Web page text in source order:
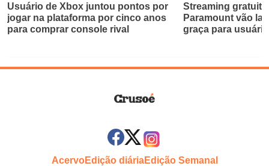
Usuário de Xbox juntou pontos por
jogar na plataforma por cinco anos
para comprar console rival
Streaming
Paramount vão
graça para
AcervoEdição diáriaEdição Semanal